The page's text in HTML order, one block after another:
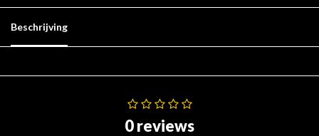
Beschrijving
0 reviews